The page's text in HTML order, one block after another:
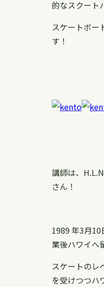
的なスクート
スケートボー
す！
講師は、
さん！
1989 年3月
業後ハワイへ
スケートのレ
を受けつつハ